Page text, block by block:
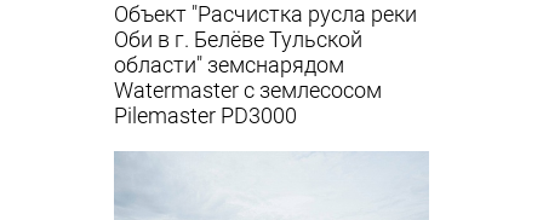
Объект "Расчистка русла реки
Оби в г. Белёве Тульской
области" земснарядом
Watermaster с землесосом
Pilemaster PD3000